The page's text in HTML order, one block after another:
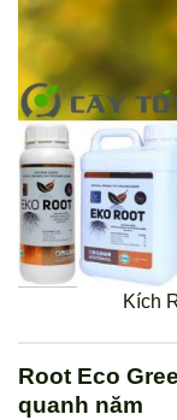
Kích
Root Eco
quanh năm